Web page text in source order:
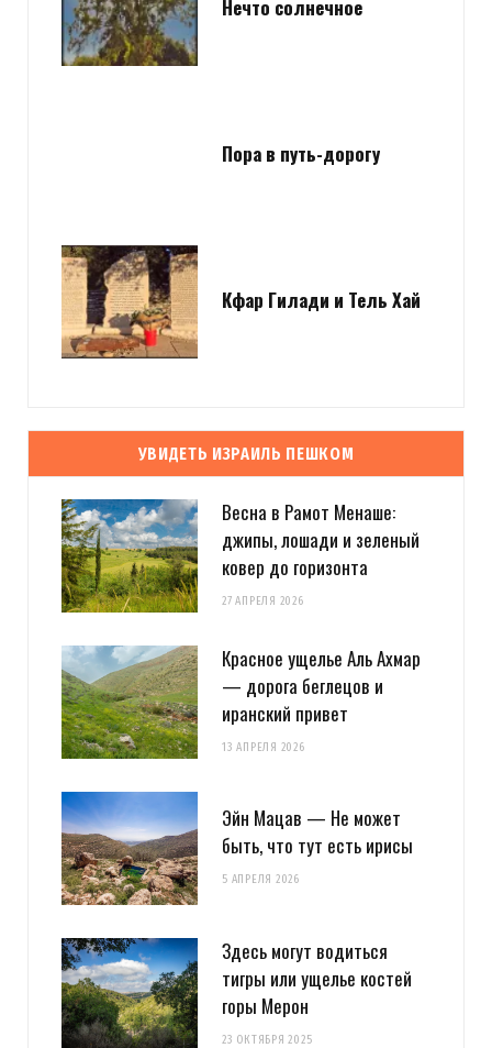
Нечто солнечное
Пора в путь-дорогу
Кфар Гилади и Тель Хай
УВИДЕТЬ ИЗРАИЛЬ ПЕШКОМ
Весна в Рамот Менаше:
джипы, лошади и зеленый
ковер до горизонта
27 АПРЕЛЯ 2026
Красное ущелье Аль Ахмар
— дорога беглецов и
иранский привет
13 АПРЕЛЯ 2026
Эйн Мацав — Не может
быть, что тут есть ирисы
5 АПРЕЛЯ 2026
Здесь могут водиться
тигры или ущелье костей
горы Мерон
23 ОКТЯБРЯ 2025